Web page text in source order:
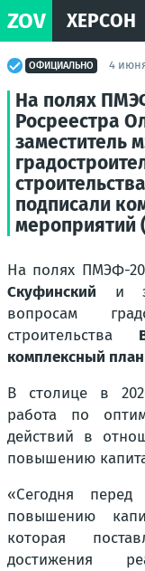
ZOV ХЕРСОН
ОФИЦИАЛЬНО 4
На полях
Росреестра
заместитель
подписали
мероприятий
На полях ПМЭФ-
Скуфинский и
вопросам
строительства
комплексный
В столице в
работа по
действий в
повышению
«Сегодня
повышению
которая
достижения